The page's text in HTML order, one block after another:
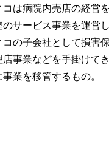
コは病院内売店の経営
のサービス事業を運営
コの子会社として損害
店事業などを手掛けて
業を移管するもの。